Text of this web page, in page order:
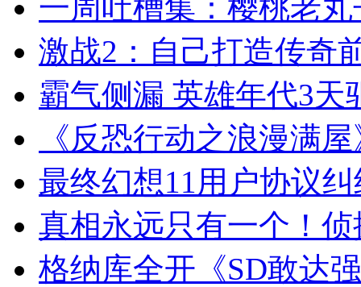
一周吐槽集：樱桃老
激战2：自己打造传奇
霸气侧漏 英雄年代3天
《反恐行动之浪漫满
最终幻想11用户协议
真相永远只有一个！
格纳库全开《SD敢达